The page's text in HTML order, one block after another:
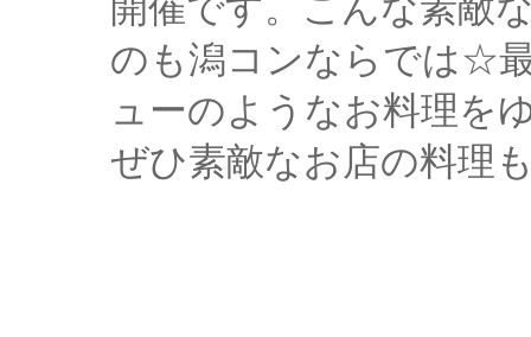
のも潟コンならでは☆
ューのようなお料理を
ぜひ素敵なお店の料理